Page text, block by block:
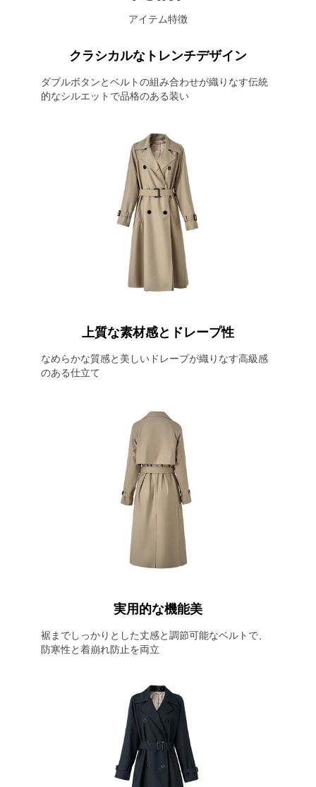
アイテム特徴
クラシカルなトレンチデザイン
ダブルボタンとベルトの組み合わせが織りなす伝統
的なシルエットで品格のある装い
上質な素材感とドレープ性
なめらかな質感と美しいドレープが織りなす高級感
のある仕立て
実用的な機能美
裾までしっかりとした丈感と調節可能なベルトで、
防寒性と着崩れ防止を両立